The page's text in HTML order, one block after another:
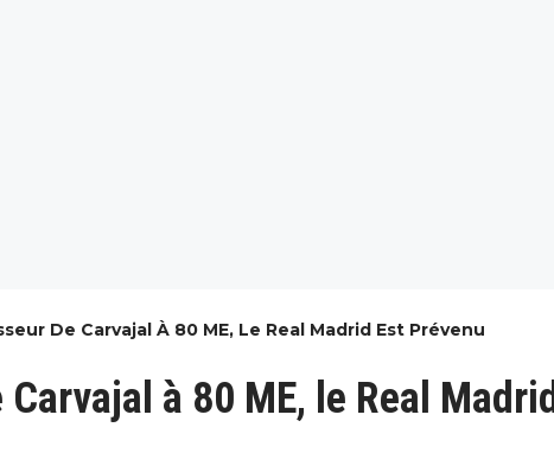
De Carvajal À 80 ME, Le Real Madrid Est Prévenu
à 80 ME, le Real Madrid